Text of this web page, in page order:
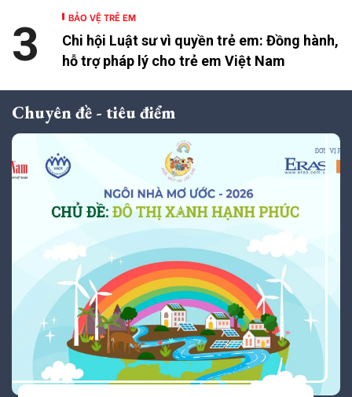
BẢO VỆ TRẺ EM
Chi hội Luật sư vì quyền trẻ em: Đồng hành,
hỗ trợ pháp lý cho trẻ em Việt Nam
3
Chuyên đề - tiêu điểm